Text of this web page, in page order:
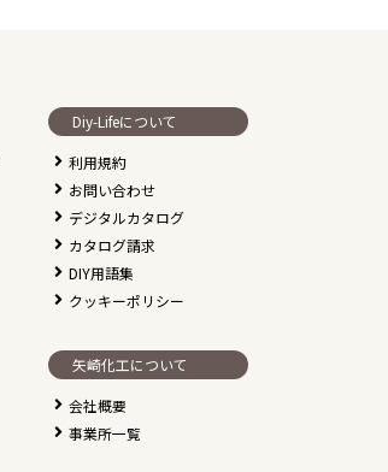
Diy-Lifeについて
利用規約
お問い合わせ
デジタルカタログ
カタログ請求
DIY用語集
クッキーポリシー
矢崎化工について
会社概要
事業所一覧